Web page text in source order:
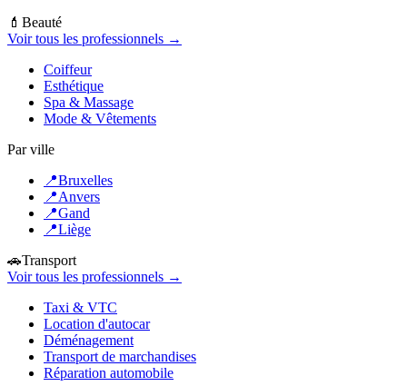
💄 Beauté
Voir tous les professionnels →
Coiffeur
Esthétique
Spa & Massage
Mode & Vêtements
Par ville
📍Bruxelles
📍Anvers
📍Gand
📍Liège
🚗Transport
Voir tous les professionnels →
Taxi & VTC
Location d'autocar
Déménagement
Transport de marchandises
Réparation automobile